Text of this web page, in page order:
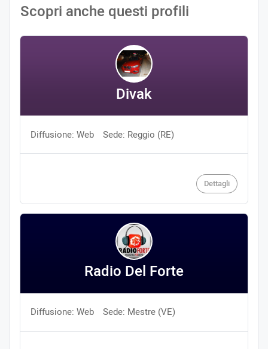
Scopri anche questi profili
Divak
Diffusione: Web Sede: Reggio (RE)
Dettagli
Radio Del Forte
Diffusione: Web Sede: Mestre (VE)